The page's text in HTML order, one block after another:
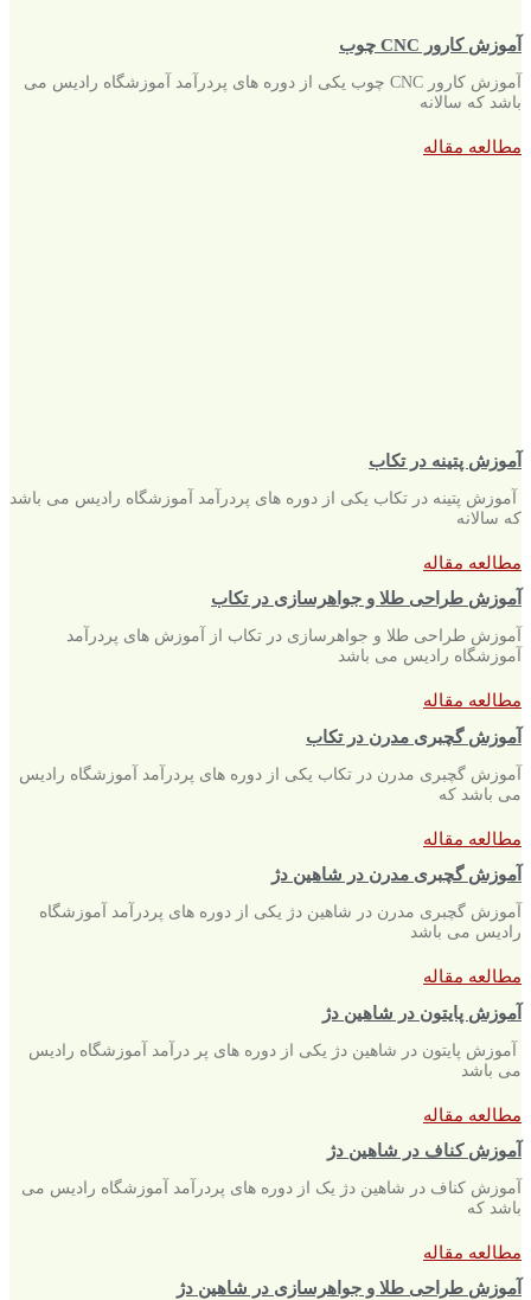
آموزش کارور CNC چوب
آموزش کارور CNC چوب یکی از دوره های پردرآمد آموزشگاه رادیس می
باشد که سالانه
مطالعه مقاله
آموزش پتینه در تکاب
آموزش پتینه در تکاب یکی از دوره های پردرآمد آموزشگاه رادیس می باشد
که سالانه
مطالعه مقاله
آموزش طراحی طلا و جواهرسازی در تکاب
آموزش طراحی طلا و جواهرسازی در تکاب از آموزش های پردرآمد
آموزشگاه رادیس می باشد
مطالعه مقاله
آموزش گچبری مدرن در تکاب
آموزش گچبری مدرن در تکاب یکی از دوره های پردرآمد آموزشگاه رادیس
می باشد که
مطالعه مقاله
آموزش گچبری مدرن در شاهین دژ
آموزش گچبری مدرن در شاهین دژ یکی از دوره های پردرآمد آموزشگاه
رادیس می باشد
مطالعه مقاله
آموزش پایتون در شاهین دژ
آموزش پایتون در شاهین دژ یکی از دوره های پر درآمد آموزشگاه رادیس
می باشد
مطالعه مقاله
آموزش کناف در شاهین دژ
آموزش کناف در شاهین دژ یک از دوره های پردرآمد آموزشگاه رادیس می
باشد که
مطالعه مقاله
آموزش طراحی طلا و جواهرسازی در شاهین دژ